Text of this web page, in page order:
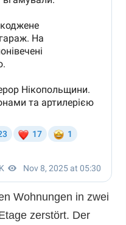
Wohnungen in zwei
zerstört. Der